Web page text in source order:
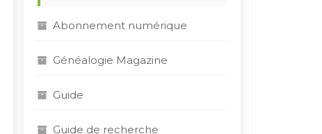
:
Abonnement numérique
Généalogie Magazine
Guide
Guide de recherche